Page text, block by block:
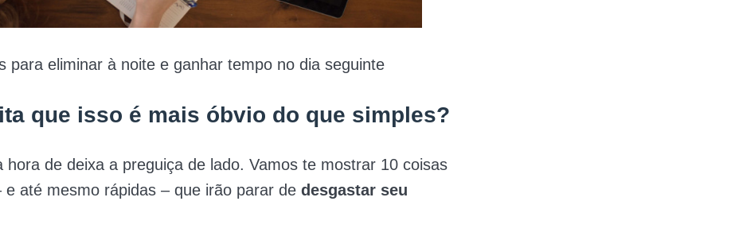
para eliminar à noite e ganhar tempo no dia seguinte
que isso é mais óbvio do que simples?
hora de deixa a preguiça de lado. Vamos te mostrar 10 coisas
e até mesmo rápidas – que irão parar de desgastar seu